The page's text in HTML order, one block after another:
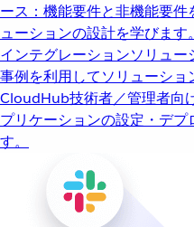
ース：機能要件と非機能要
ューションの設計を学びます。
インテグレーションソリュー
事例を利用してソリューショ
CloudHub技術者／管理者向
プリケーションの設定・デ
す。